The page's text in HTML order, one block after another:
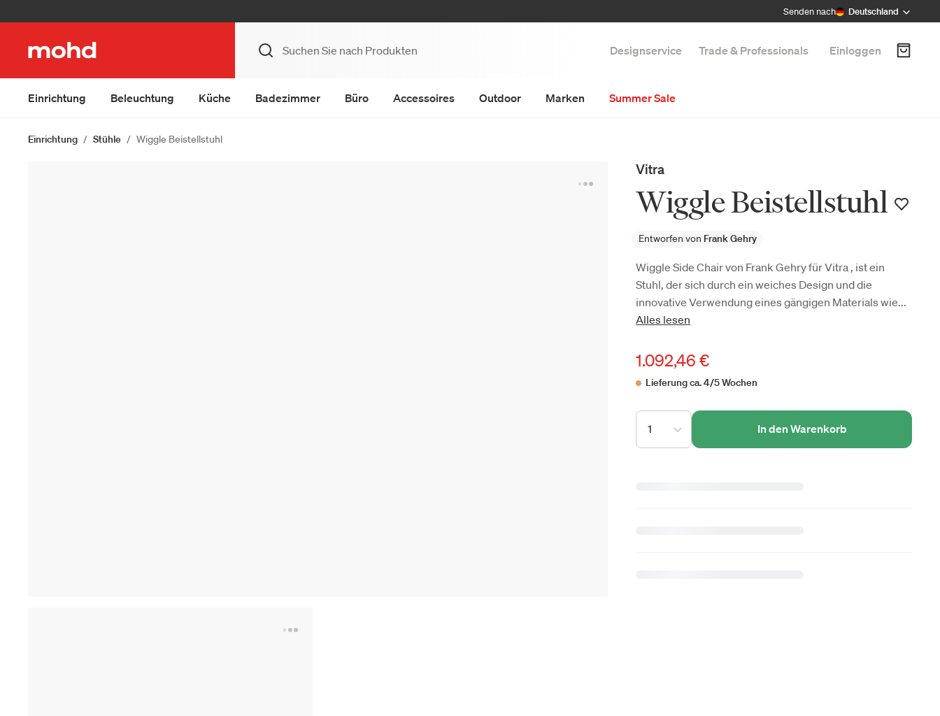
Senden nach Deutschland
Designservice Trade & Professionals Einloggen
Einrichtung Beleuchtung Küche Badezimmer Büro Accessoires Outdoor Marken Summer Sale
Einrichtung Stühle Wiggle Beistellstuhl
Vitra
Wiggle Beistellstuhl
Entworfen von Frank Gehry
Wiggle Side Chair von Frank Gehry für Vitra , ist ein
Stuhl, der sich durch ein weiches Design und die
innovative Verwendung eines gängigen Materials wie...
Alles lesen
1.092,46 €
Lieferung ca. 4/5 Wochen
1 In den Warenkorb